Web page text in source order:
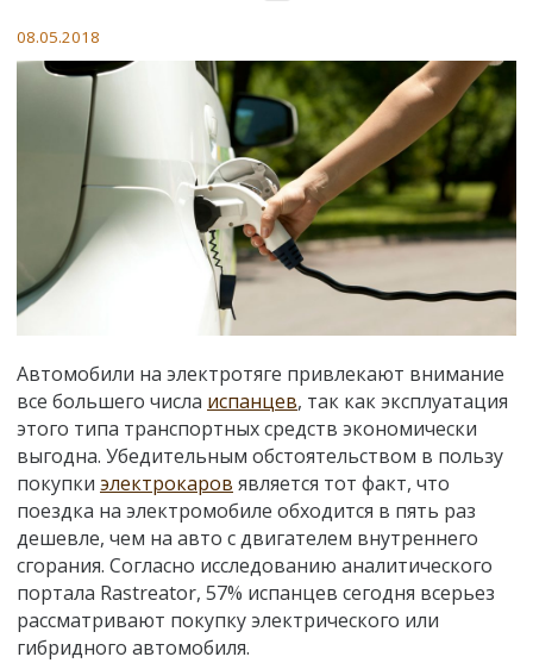
08.05.2018
Автомобили на электротяге привлекают внимание
все большего числа испанцев, так как эксплуатация
этого типа транспортных средств экономически
выгодна. Убедительным обстоятельством в пользу
покупки электрокаров является тот факт, что
поездка на электромобиле обходится в пять раз
дешевле, чем на авто с двигателем внутреннего
сгорания. Согласно исследованию аналитического
портала Rastreator, 57% испанцев сегодня всерьез
рассматривают покупку электрического или
гибридного автомобиля.